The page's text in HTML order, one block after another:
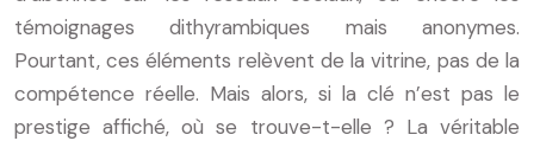
témoignages dithyrambiques mais anonymes.
Pourtant, ces éléments relèvent de la vitrine, pas de la
compétence réelle. Mais alors, si la clé n’est pas le
prestige affiché, où se trouve-t-elle ? La véritable